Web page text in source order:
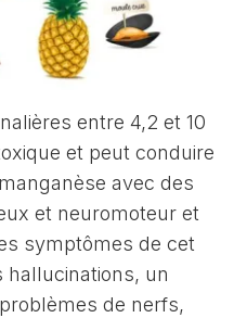
entre 4,2 et 10
et peut conduire
avec des
et neuromoteur et
symptômes de cet
un
de nerfs,